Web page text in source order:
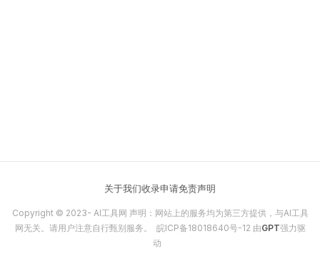
关于我们收录申请免责声明
Copyright © 2023- AI工具网 声明：网站上的服务均为第三方提供，与AI工具
网无关。请用户注意自行甄别服务。 皖ICP备18018640号-12 由GPT强力驱
动